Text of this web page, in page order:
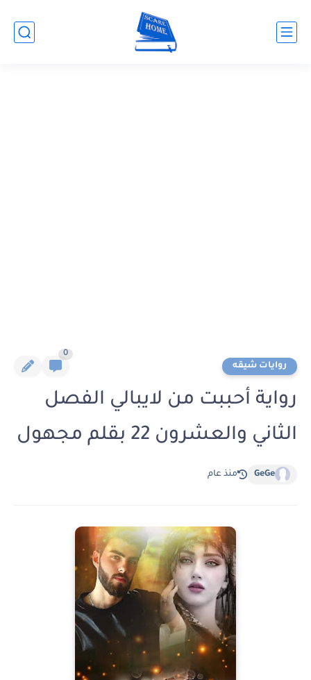
روايات شيقه
0
رواية أحببت من لايبالي الفصل
الثاني والعشرون 22 بقلم مجهول
GeGe منذ عام